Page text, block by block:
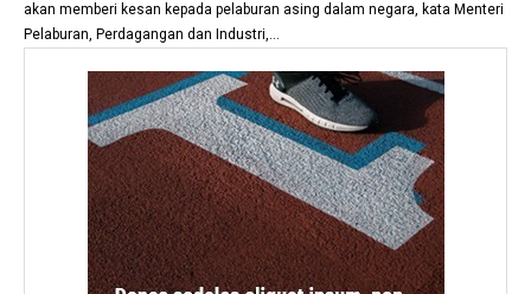
akan memberi kesan kepada pelaburan asing dalam negara, kata Menteri
Pelaburan, Perdagangan dan Industri,...